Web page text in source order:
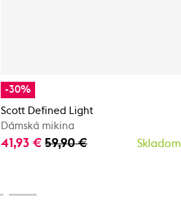
-30%
Scott Defined Light
Dámská mikina
41,93 € 59,90 € Skladom